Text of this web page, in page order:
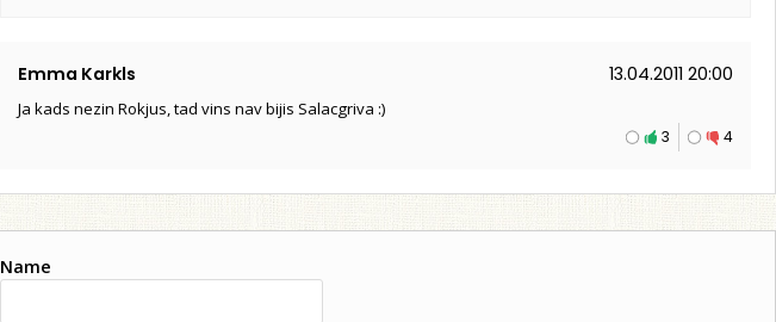
Emma Karkls 13.04.2011 20:00
Ja kads nezin Rokjus, tad vins nav bijis Salacgriva :)
4
3
Name